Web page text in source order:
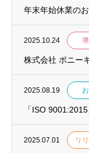
年末年始休業の
2025.10.24
株式会社 ポニー
2025.08.19
「ISO
2025.07.01 リ